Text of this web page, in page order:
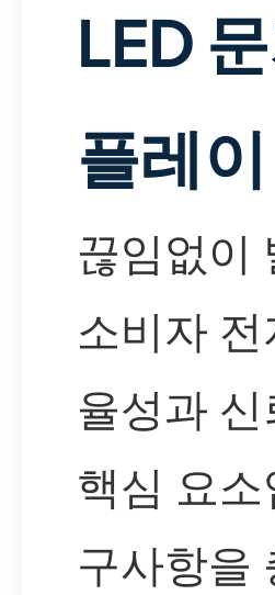
LED
플레
끊임없이
소비자
율성과
핵심 요
구사항을